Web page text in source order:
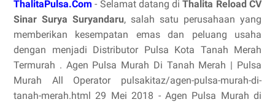
ThalitaPulsa.Com - Selamat datang diThalita Reload CV
Sinar Surya Suryandaru, salah satu perusahaan yang
memberikan kesempatan emas dan peluang usaha
dengan menjadi Distributor Pulsa Kota Tanah Merah
Termurah . Agen Pulsa Murah Di Tanah Merah | Pulsa
Murah All Operator pulsakitaz/agen-pulsa-murah-di-
tanah-merah.html 29 Mei 2018 - Agen Pulsa Murah di